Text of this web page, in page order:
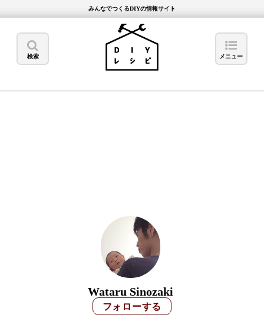
みんなでつくるDIYの情報サイト
検索 メニュー
Wataru Sinozaki